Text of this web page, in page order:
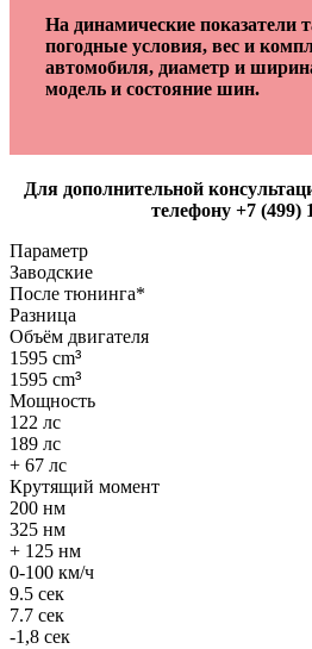
На динамические показатели
погодные условия, вес и
автомобиля, диаметр и
модель и состояние шин.
Для дополнительной
телефону +7 (499)
Параметр
Заводские
После тюнинга*
Разница
Объём двигателя
1595 cm³
1595 cm³
Мощность
122 лс
189 лс
+ 67 лс
Крутящий момент
200 нм
325 нм
+ 125 нм
0-100 км/ч
9.5 сек
7.7 сек
-1,8 сек